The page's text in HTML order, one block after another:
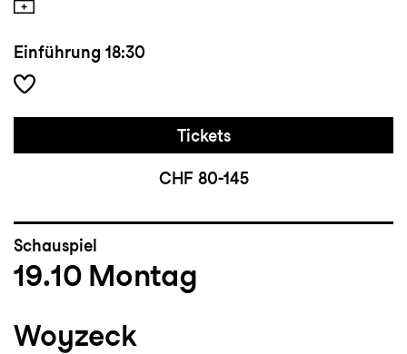
Einführung 18:30
Tickets
CHF 80-145
Schauspiel
19.10 Montag
Woyzeck